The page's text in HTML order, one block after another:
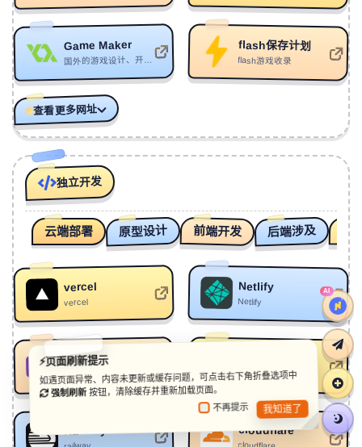
XiRXG/LookedatHerFore/HJFM
397 Magic K-391/Brother Leo
398 What They Wanna Be YCK
LOSER
400 Something Magical
401 Love
402
403 Runaway
404 Not in Love
405 Car Keys (Ayla) Alok/Ava Max
407 PartyAHolic Kaci Battaglia
408 精卫琵琶版
409 Catch Me If You Can Alan Walker/Sorana
410 1+1
411 Man of Fire
Winona Oak
413 Running Out of Roses Alan Walker/Jamie Miller
Game Maker
国外的游戏设计、开发和发行论坛社区
flash保存计划
flash游戏收录
查看更多网址
独立开发
云端部署 原型设计 前端开发 后端涉及 编
vercel
vercel
Netlify
Netlify
Gatsbyjs
Gatsbyjs github
Railway cloudflare
AI
⚡页面刷新提示
如遇页面异常、内容未更新或缓存问题，可点击右下角折叠选项中
强制刷新按钮，清除缓存并重新加载页面。
不再提示 我知道了